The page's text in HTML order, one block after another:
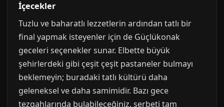
İçecekler
Tuzlu ve baharatlı lezzetlerin ardından tatlı bir
final yapmak isteyenler için de Güçlükonak
geceleri seçenekler sunar. Elbette büyük
şehirlerdeki gibi çeşit çeşit pastaneler bulmayı
beklemeyin; buradaki tatlı kültürü daha
geleneksel ve daha samimidir. Bazı gece
tezgahlarında bulabileceğiniz, şerbeti tam